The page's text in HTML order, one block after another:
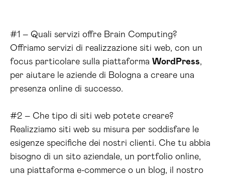
#1 – Quali servizi offre Brain Computing?
Offriamo servizi di realizzazione siti web, con un
focus particolare sulla piattaforma WordPress,
per aiutare le aziende di Bologna a creare una
presenza online di successo.
#2 – Che tipo di siti web potete creare?
Realizziamo siti web su misura per soddisfare le
esigenze specifiche dei nostri clienti. Che tu abbia
bisogno di un sito aziendale, un portfolio online,
una piattaforma e-commerce o un blog, il nostro